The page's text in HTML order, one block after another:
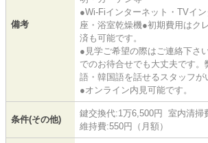
備考
●Wi-Fiインターネット・TVイ
座・浴室乾燥機●初期費用はク
済も可能です。
●見学ご希望の際はご連絡下さ
でのお待合せでも大丈夫です。
語・韓国語を話せるスタッフが
●オンライン内見可能です。
条件(その他)
鍵交換代:1万6,500円 室内清掃
維持費:550円（月額）